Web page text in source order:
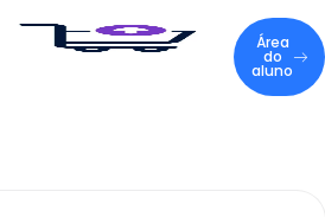
Área
do
aluno